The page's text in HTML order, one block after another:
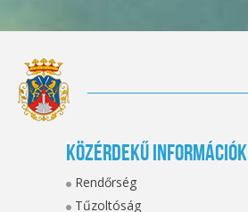
Közérdekű információk
Rendőrség
Tűzoltóság